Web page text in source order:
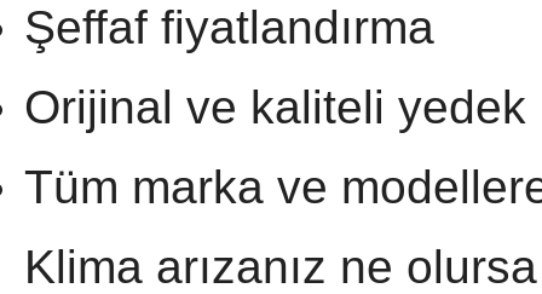
Şeffaf fiyatlandırma
Orijinal ve kaliteli yedek
Tüm marka ve
Klima arızanız ne